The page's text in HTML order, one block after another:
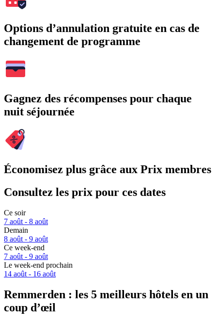
Options d’annulation gratuite en cas de
changement de programme
Gagnez des récompenses pour chaque
nuit séjournée
Économisez plus grâce aux Prix membres
Consultez les prix pour ces dates
Ce soir
7 août - 8 août
Demain
8 août - 9 août
Ce week-end
7 août - 9 août
Le week-end prochain
14 août - 16 août
Remmerden : les 5 meilleurs hôtels en un
coup d’œil